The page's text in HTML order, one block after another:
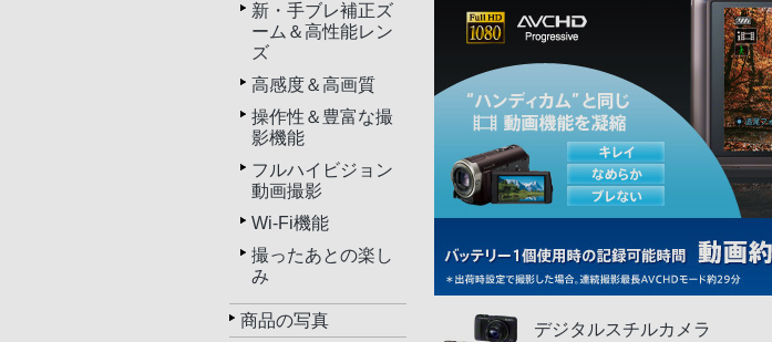
新・手ブレ補正ズ
ーム＆高性能レン
ズ
高感度＆高画質
操作性＆豊富な撮
影機能
フルハイビジョン
動画撮影
Wi-Fi機能
撮ったあとの楽し
み
商品の写真
デジタルスチルカメラ